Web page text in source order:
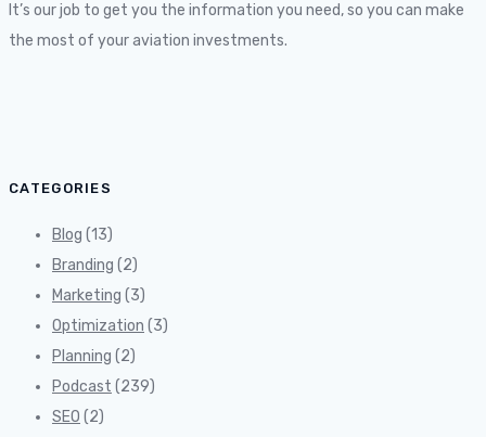
It’s our job to get you the information you need, so you can make
the most of your aviation investments.
CATEGORIES
Blog (13)
Branding (2)
Marketing (3)
Optimization (3)
Planning (2)
Podcast (239)
SEO (2)